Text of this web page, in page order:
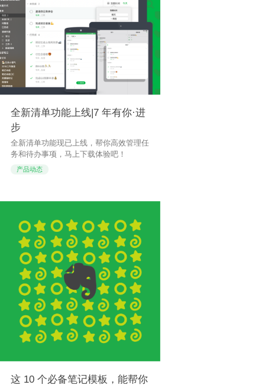
全新清单功能上线|7 年有你·进
步
全新清单功能现已上线，帮你高效管理任
务和待办事项，马上下载体验吧！
产品动态
这 10 个必备笔记模板，能帮你